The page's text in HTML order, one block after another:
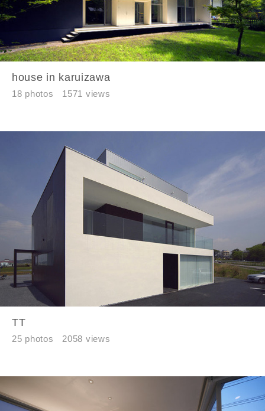
house in karuizawa
18 photos 1571 views
TT
25 photos 2058 views
メールアドレス
ご住所
郵便番号